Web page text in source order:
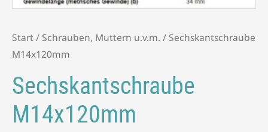
Start/ Schrauben, Muttern u.v.m. / Sechskantschraube
M14x120mm
Sechskantschraube
M14x120mm